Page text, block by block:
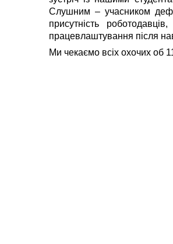
Слушним – учасником
присутність
працевлаштування після
Ми чекаємо всіх охочих об